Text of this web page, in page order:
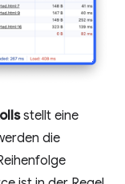
stellt eine
die